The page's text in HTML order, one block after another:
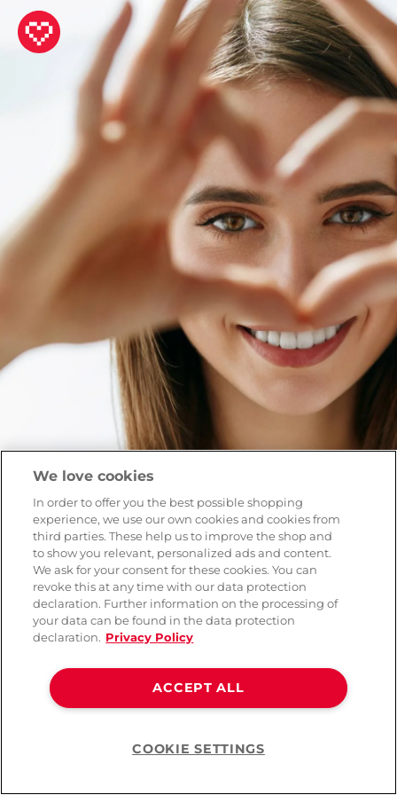
Das sind wir
Was uns antreibt und
weiterbringt
Wir sind ein bunter Haufen – ein junges,
sehr ambitioniertes, hochprofessionelles
Zürich-Wallisellen, mit einem Logistik
We love cookies
In order to offer you the best possible shopping
experience, we use our own cookies and cookies from
third parties. These help us to improve the shop and
to show you relevant, personalized ads and content.
We ask for your consent for these cookies. You can
revoke this at any time with our data protection
declaration. Further information on the processing of
your data can be found in the data protection
declaration. Privacy Policy
ACCEPT ALL
COOKIE SETTINGS